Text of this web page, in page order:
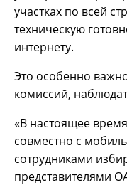
участках по всей
техническую
интернету.
Это особенно
комиссий,
«В настоящее
совместно с
сотрудниками
представителями